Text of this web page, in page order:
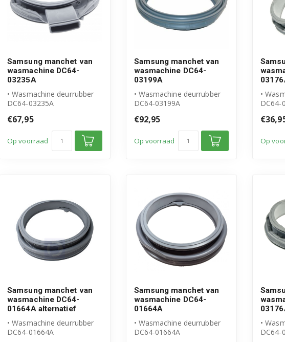
Samsung manchet van
wasmachine DC64-
03235A
• Wasmachine deurrubber
DC64-03235A
product
• Manchet met ...
€67,95
Op voorraad
Samsung manchet van
wasmachine DC64-
03199A
• Wasmachine deurrubber
DC64-03199A
product
€92,95
Op voorraad
•
DC64-
•
Op
Samsung manchet van
wasmachine DC64-
01664A alternatief
• Wasmachine deurrubber
DC64-01664A
Samsung manchet van
wasmachine DC64-
01664A
• Wasmachine deurrubber
DC64-01664A
•
DC64-